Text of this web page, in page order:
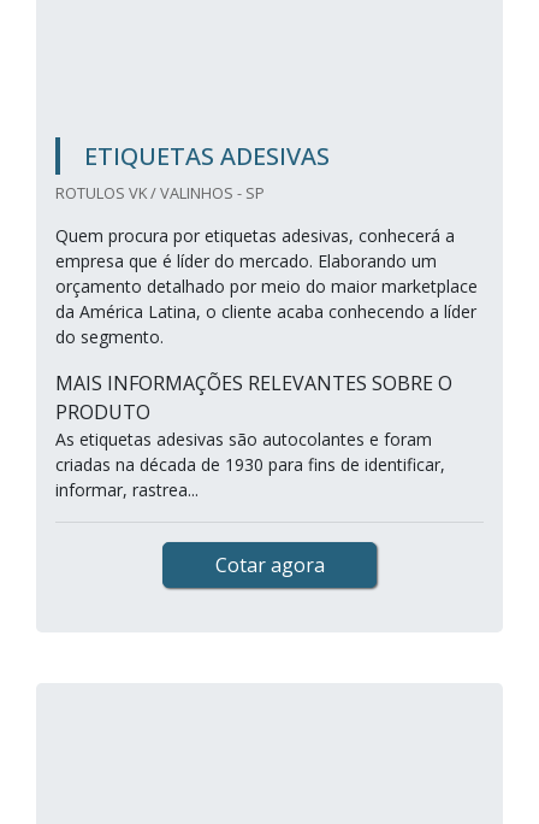
ETIQUETAS ADESIVAS
ROTULOS VK / VALINHOS - SP
Quem procura por etiquetas adesivas, conhecerá a
empresa que é líder do mercado. Elaborando um
orçamento detalhado por meio do maior marketplace
da América Latina, o cliente acaba conhecendo a líder
do segmento.
MAIS INFORMAÇÕES RELEVANTES SOBRE O
PRODUTO
As etiquetas adesivas são autocolantes e foram
criadas na década de 1930 para fins de identificar,
informar, rastrea...
Cotar agora